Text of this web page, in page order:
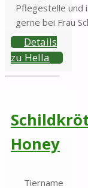
Pflegestelle und
gerne bei Frau
Details
zu Hella
Honey
Tiername